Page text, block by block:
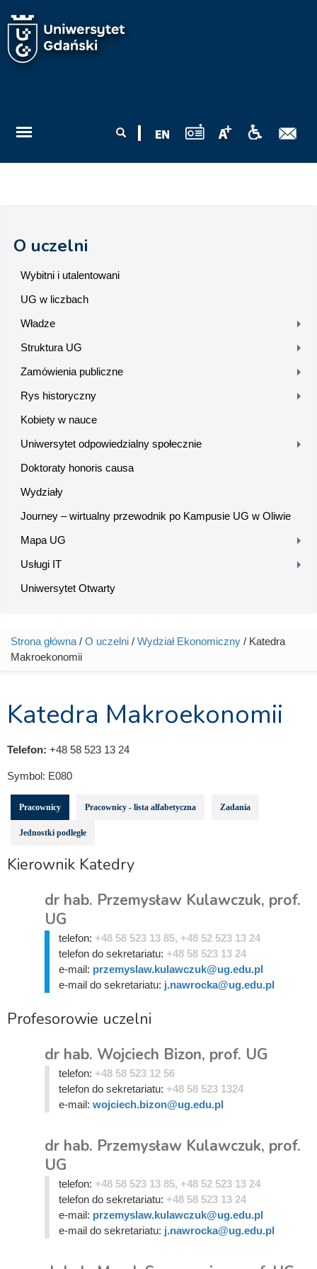
wyszukiwania
O uczelni
Wybitni i utalentowani
UG w liczbach
Władze
Struktura UG
Zamówienia publiczne
Rys historyczny
Kobiety w nauce
Uniwersytet odpowiedzialny społecznie
Doktoraty honoris causa
Wydziały
Journey – wirtualny przewodnik po Kampusie UG w Oliwie
Mapa UG
Usługi IT
Uniwersytet Otwarty
Jesteś tutaj
Strona główna / O uczelni / Wydział Ekonomiczny / Katedra
Makroekonomii
Katedra Makroekonomii
Telefon: +48 58 523 13 24
Symbol: E080
Pracownicy Pracownicy - lista alfabetyczna Zadania
Jednostki podległe
Kierownik Katedry
dr hab. Przemysław Kulawczuk, prof.
UG
telefon: +48 58 523 13 85, +48 52 523 13 24
telefon do sekretariatu: +48 58 523 13 24
e-mail: przemyslaw.kulawczuk@ug.edu.pl
e-mail do sekretariatu: j.nawrocka@ug.edu.pl
Profesorowie uczelni
dr hab. Wojciech Bizon, prof. UG
telefon: +48 58 523 12 56
telefon do sekretariatu: +48 58 523 1324
e-mail: wojciech.bizon@ug.edu.pl
dr hab. Przemysław Kulawczuk, prof.
UG
telefon: +48 58 523 13 85, +48 52 523 13 24
telefon do sekretariatu: +48 58 523 13 24
e-mail: przemyslaw.kulawczuk@ug.edu.pl
e-mail do sekretariatu: j.nawrocka@ug.edu.pl